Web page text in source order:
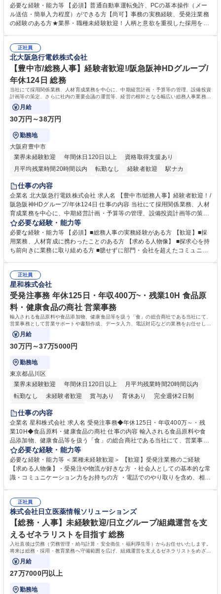
か、電話・メール対応等の事務業務を担当します。 ■受注・発注業務：FA
Xによる注文対応、Web発注データのプリントアウト、各仕入先・協力会
社への発注および加工依頼等 ■納品書・請求書の作成および発送手配 ■商
当社の指定する業務 募集職種 東京都品川区【営業アシスタント】未経験O
K◆受発注・事務◆年間休日130日
必要な経験・能力等 【必須】普通自動車運転免許、PCの基本操作（メー
ル送信・簡単入力程度）ができる方【尚可】事務の実務経験、受発注業務
の経験のある方★業界・職種未経験歓迎！人柄と意欲を重視した採用を行
変化に臨機応変かつ柔軟に対応できる方、約束を守り正確に作業を進めら
れる方を求めています。高度なPCスキルや関数知識は一切不要です。丁
寧な指導体制が整っているため、安心してお仕事をスタートしていただけ
ます。 学歴・資格 学歴：大学院 大学 高専 短大 専修学校 高校 語学力：
資格：
正社員
北大阪急行電鉄株式会社
【豊中市/総務人事】経験者歓迎!/阪急阪神HDグループ/
年休124日 総務
当社にて採用関係業務、人材育成業務を中心に、中期経営計画・予算等の管理、設備投資
計画等の策定、さらに社内の重要会議の運営等、経営の根幹となる幅広い総務人事業務全
般を担当していただきます。
月給
30万円～38万円
勤務地
大阪府豊中市
業界未経験歓迎
年間休日120日以上
資格取得支援あり
月平均残業時間20時間以内
転勤なし 経験者歓迎
駅ナカ
退職金あり
土日祝休み
服装自由 昼食補助あり 食事補助あり
仕事の内容
企業名 北大阪急行電鉄株式会社 求人名 【豊中市/総務人事】経験者歓迎！/
阪急阪神HDグループ/年休124日 仕事の内容 当社にて採用関係業務、人材
育成業務を中心に、中期経営計画・予算等の管理、設備投資計画等の策
定、さらに社内の重要会議の運営等、経営の根幹となる幅広い総務人事業
務全般を担当していただきます。 【主な業務内容】 ■採用関係業務および
人材育成(社員研修)業務の推進 ■中期経営計画および予算等の管理 ■設備
投資計画等の策定 ■社内の重要会議の運営 ■その他総務人事業務全般 【入
務人事】経験者歓迎！/阪急阪神HDグループ/年休124日
必要な経験・能力等
必要な経験・能力等 【必須】■総務人事の実務経験がある方 【歓迎】■採
用業務、人材育成に携わったことのある方 【求める人物像】 ■探求心を持
ち前向きに業務に取り組める方 ■臆せずに部門・会社を超えたコミュニケ
囲のメンバーと協調しつつ主体性を持って能動的に業務を推進できる方 学
歴・資格 学歴：大学院 大学 高専 短大 専修学校 高校 語学力： 資格：
正社員
星和株式会社
受発注事務 年休125日・年収400万~・残業10H 食品原
料・健康食品の商社 営業事務
輸入される食品原料や食品添加物、健康食品等を扱う「食」の総合商社である当社にて、
営業事務として営業サポートや書類作成、データ入力、電話対応などの業務をお任せしま
す。
月給
30万円～37万5000円
勤務地
東京都品川区
業界未経験歓迎
年間休日120日以上
月平均残業時間20時間以内
転勤なし
未経験者歓迎 賞与あり 育休あり
完全週休2日制
交通費支給
仕事の内容
企業名 星和株式会社 求人名 受発注事務◆年休125日・年収400万～・残
業10H◆食品原料・健康食品の商社 仕事の内容 輸入される食品原料や食
品添加物、健康食品等を扱う「食」の総合商社である当社にて、営業事務
として営業サポートや書類作成、データ入力、電話対応などの業務をお任
せします。 ・受注／出荷指示／売上管理／仕入管理／在庫管理／お客様や
倉庫と電話確認など、販売に関わる事務、営業サポートをお願いします。
・入社後は商品について覚えることから始め、先輩社員OJTと共に業務を
万～・残業10H◆食品原料・健康食品の商社
必要な経験・能力等
必要な経験・能力等 ＜業種未経験歓迎＞ 【歓迎】受発注業務のご経験
【求める人物像】・受発注や物流が好きな方 ・社会人としての基本的な常
識・コミュニケーション力をお持ちの方 ・電話でのやり取りを含め、相手
演算ができる方 ・業務ルールや指示を理解し、行動できる方 学歴・資格
学歴：大学院 大学 短大 語学力： 資格：
正社員
株式会社日立医薬情報ソリューションズ
【総務・人事】未経験歓迎/日立グループ/組織運営を支
えるゼネラリストを目指す 総務
入社直後は労務（労務管理・給与計算・安全衛生・福利厚生等）からお任せいたします。
将来は総務・採用・教育業務へ守備範囲を広げ、組織運営を支えるゼネラリストをめざせ
ます。
月給
27万7000円以上
勤務地